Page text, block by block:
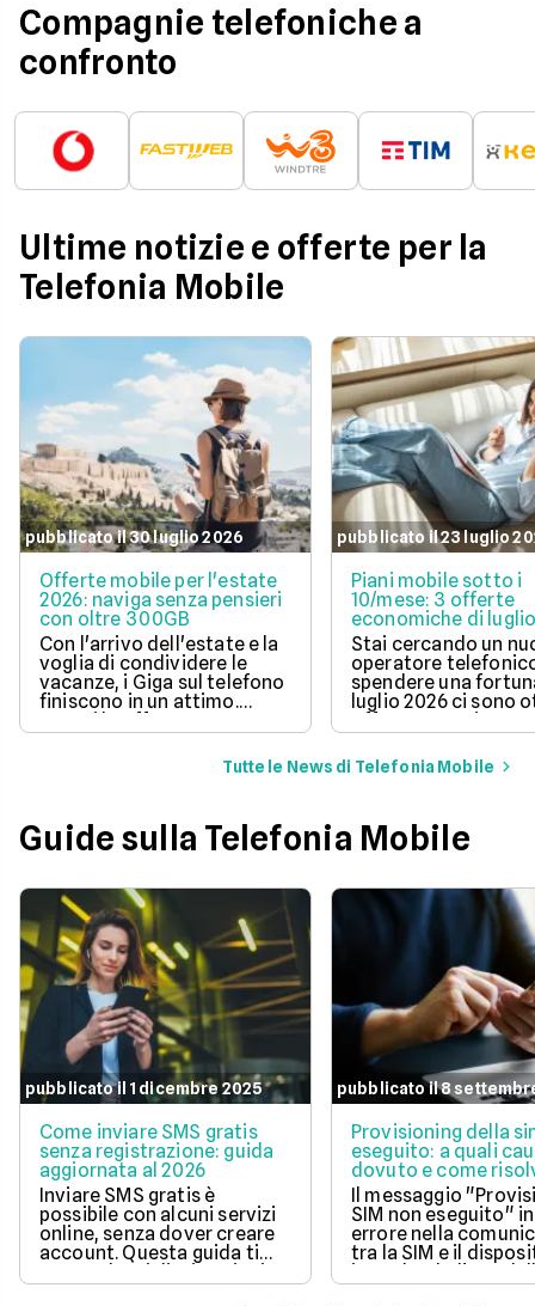
Compagnie telefoniche a
confronto
Ultime notizie e offerte per la
Telefonia Mobile
pubblicato il 30 luglio 2026
Offerte mobile per l'estate
2026: naviga senza pensieri
con oltre 300GB
Con l'arrivo dell'estate e la
voglia di condividere le
vacanze, i Giga sul telefono
finiscono in un attimo.
Scopri le offerte
telefoniche di luglio 2026
per navigare veloci in 5G
con tantissimi Giga e
pubblicato il 23 luglio
Piani mobile sotto i
10/mese: 3 offerte
economiche di
Stai cercando un
operatore
spendere una
luglio 2026 ci sono
offerte sotto i 10
mese che includono
tantissimi Giga e la
connessione 5G.
Tutte le News di Telefonia Mobile
Guide sulla Telefonia Mobile
pubblicato il 1 dicembre 2025
Come inviare SMS gratis
senza registrazione: guida
aggiornata al 2026
Inviare SMS gratis è
possibile con alcuni servizi
online, senza dover creare
account. Questa guida ti
mostra le migliori opzioni
per inviare messaggi senza
pubblicato il 8
Provisioning della
eseguito: a quali
dovuto e come
questo errore
Il messaggio
SIM non eseguito"
errore nella
tra la SIM e il
impedendo l'uso
mobile.